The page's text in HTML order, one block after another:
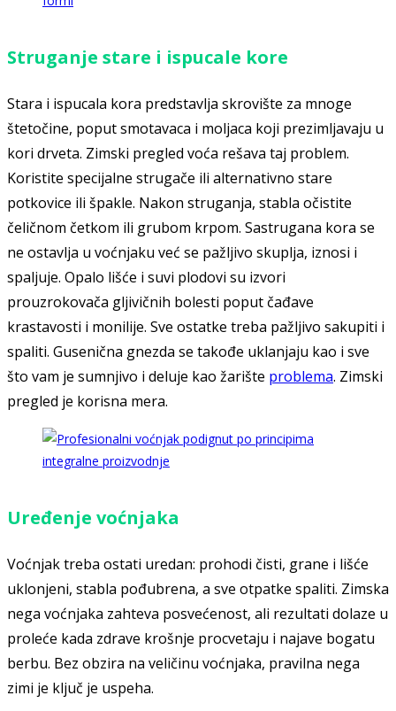
Struganje stare i ispucale kore
Stara i ispucala kora predstavlja skrovište za mnoge
štetočine, poput smotavaca i moljaca koji prezimljavaju u
kori drveta. Zimski pregled voća rešava taj problem.
Koristite specijalne strugače ili alternativno stare
potkovice ili špakle. Nakon struganja, stabla očistite
čeličnom četkom ili grubom krpom. Sastrugana kora se
ne ostavlja u voćnjaku već se pažljivo skuplja, iznosi i
spaljuje. Opalo lišće i suvi plodovi su izvori
prouzrokovača gljivičnih bolesti poput čađave
krastavosti i monilije. Sve ostatke treba pažljivo sakupiti i
spaliti. Gusenična gnezda se takođe uklanjaju kao i sve
što vam je sumnjivo i deluje kao žarište problema. Zimski
pregled je korisna mera.
Uređenje voćnjaka
Voćnjak treba ostati uredan: prohodi čisti, grane i lišće
uklonjeni, stabla pođubrena, a sve otpatke spaliti. Zimska
nega voćnjaka zahteva posvećenost, ali rezultati dolaze u
proleće kada zdrave krošnje procvetaju i najave bogatu
berbu. Bez obzira na veličinu voćnjaka, pravilna nega
zimi je ključ je uspeha.